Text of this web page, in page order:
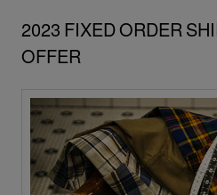
2023 FIXED ORDER
OFFER